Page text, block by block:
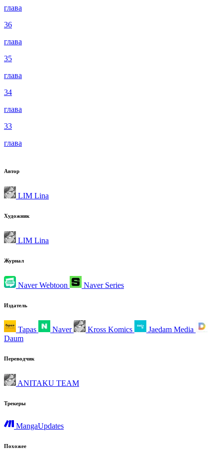
глава
36
глава
35
глава
34
глава
33
глава
Автор
LIM Lina
Художник
LIM Lina
Журнал
Naver Webtoon Naver Series
Издатель
Tapas Naver Kross Komics
Jaedam Media
Daum
Переводчик
ANITAKU TEAM
Трекеры
MangaUpdates
Похожее